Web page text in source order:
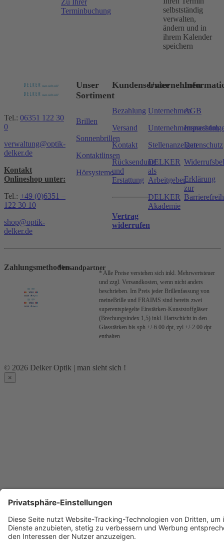
Zu Ihrer
Terminbuchung
selbstständig
verwalten,
ändern und in
ihrem Kalender
speichern
Tel.: 06351 122 30
0
verwaltung@optik-
delker.de
Kontakt
Onlineshop unter:
Tel.: +49 (0)6351 –
122 30 10
shop@optik-
delker.de
Unser
Sortiment
Brillen
Sonnenbrillen
Kontaktlinsen
Hörsysteme
Kundenservice
Bezahlung
Versand
Kontakt
Rücksendung
und
Erstattung
Vertrag
widerrufen
Unternehmen
Unternehmen
Stellenanzeigen
DELKER
als
Arbeitgeber
DELKER
Akademie
AGB
Impressum
Datenschutz
Erklärung
zur
ZahlungsmethodenVersandpartner
* Alle Preise verstehen sich inkl. Mehrwertsteuer
und zzgl. Versandkosten, wenn nicht anders
beschrieben. Im Preis jeder Brillenfassung von
meineBrille und FRAIMS sind bereits zwei
superentspiegelte Einstärken-Kunststoffgläser
(Brechungsindex 1,5) inkl. Hartschicht in den
Glasstärken bis sph +/-6.00 dpt, zyl +/-2.00 dpt
enthalten.
© 2026 Delker Optik | man sieht sich !
×